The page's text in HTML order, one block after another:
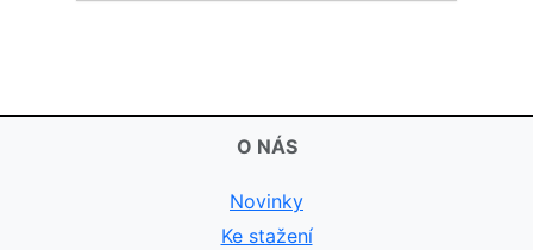
O NÁS
Novinky
Ke stažení